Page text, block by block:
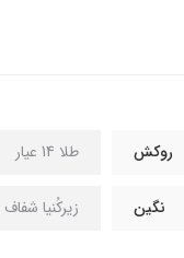
روکش طلا 14 عیار
نگین زیرکُنیا شفاف